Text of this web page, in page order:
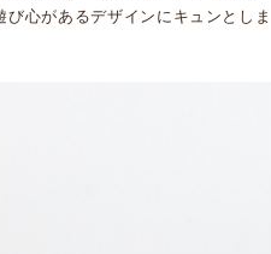
心があるデザインにキュンとしま